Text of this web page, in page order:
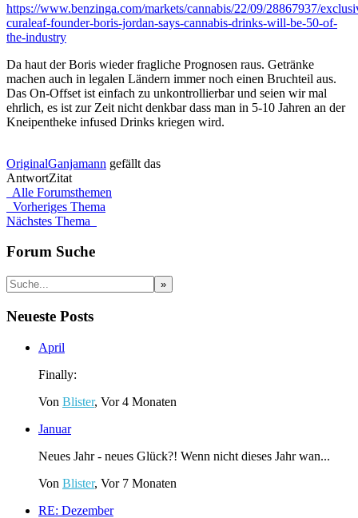
https://www.benzinga.com/markets/cannabis/22/09/28867937/
curaleaf-founder-boris-jordan-says-cannabis-drinks-will-be-50-of-
the-industry
Da haut der Boris wieder fragliche Prognosen raus. Getränke
machen auch in legalen Ländern immer noch einen Bruchteil aus.
Das On-Offset ist einfach zu unkontrollierbar und seien wir mal
ehrlich, es ist zur Zeit nicht denkbar dass man in 5-10 Jahren an der
Kneipentheke infused Drinks kriegen wird.
OriginalGanjamann gefällt das
AntwortZitat
Alle Forumsthemen
Vorheriges Thema
Nächstes Thema
Forum Suche
Neueste Posts
April
Finally:
Von Blister, Vor 4 Monaten
Januar
Neues Jahr - neues Glück?! Wenn nicht dieses Jahr wan...
Von Blister, Vor 7 Monaten
RE: Dezember